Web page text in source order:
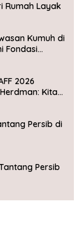
Rumah Layak
Kumuh di
Fondasi
2026
Kita
Persib di
Persib